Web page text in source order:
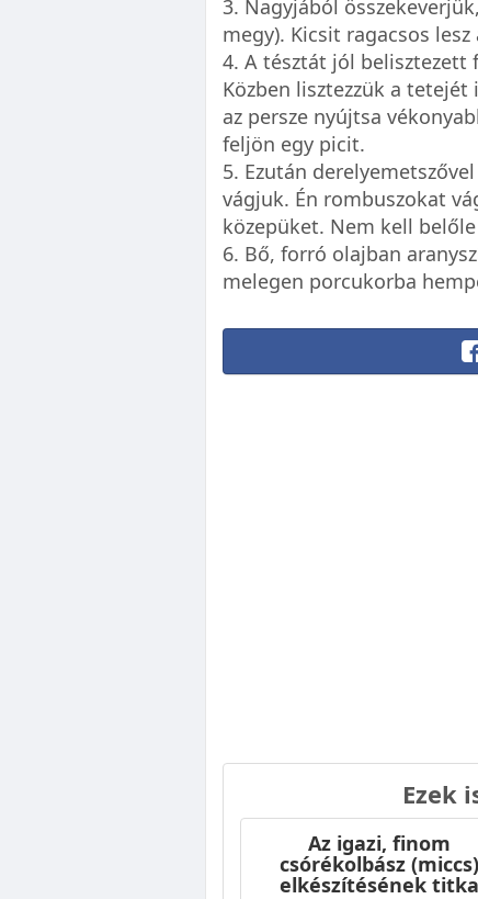
3. Nagyjából
megy). Kicsit ragacsos
4. A tésztát jól belisztezett
Közben lisztezzük a
az persze nyújtsa
feljön egy picit.
5. Ezután
vágjuk. Én rombuszokat
közepüket. Nem kell
6. Bő, forró olajban
melegen porcukorba
Ezek
Az igazi, finom
csórékolbász (miccs)
elkészítésének titka